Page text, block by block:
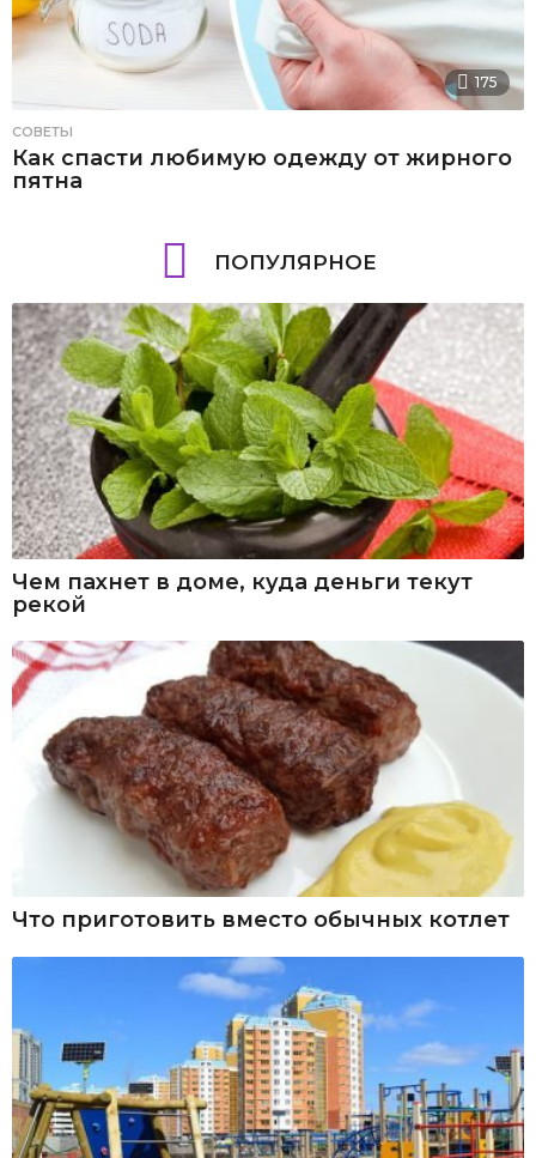
175
СОВЕТЫ
Как спасти любимую одежду от жирного
пятна
ПОПУЛЯРНОЕ
Чем пахнет в доме, куда деньги текут
рекой
Что приготовить вместо обычных котлет